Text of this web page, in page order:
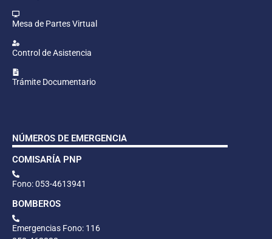
Mesa de Partes Virtual
Control de Asistencia
Trámite Documentario
NÚMEROS DE EMERGENCIA
COMISARÍA PNP
Fono: 053-4613941
BOMBEROS
Emergencias Fono: 116